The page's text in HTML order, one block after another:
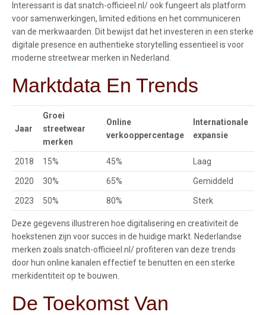
Interessant is dat snatch-officieel.nl/ ook fungeert als platform
voor samenwerkingen, limited editions en het communiceren
van de merkwaarden. Dit bewijst dat het investeren in een sterke
digitale presence en authentieke storytelling essentieel is voor
moderne streetwear merken in Nederland.
Marktdata En Trends
Jaar
Groei
streetwear
merken
Online
verkooppercentage
Internationale
expansie
2018 15% 45% Laag
2020 30% 65% Gemiddeld
2023 50% 80% Sterk
Deze gegevens illustreren hoe digitalisering en creativiteit de
hoekstenen zijn voor succes in de huidige markt. Nederlandse
merken zoals snatch-officieel.nl/ profiteren van deze trends
door hun online kanalen effectief te benutten en een sterke
merkidentiteit op te bouwen.
De Toekomst Van